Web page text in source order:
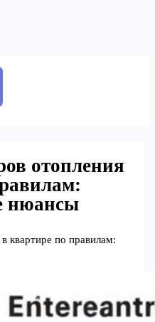
отопления
нюансы
квартире по правилам: